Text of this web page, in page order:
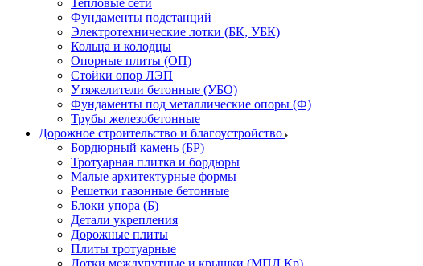
Тепловые сети
Фундаменты подстанций
Электротехнические лотки (БК, УБК)
Кольца и колодцы
Опорные плиты (ОП)
Стойки опор ЛЭП
Утяжелители бетонные (УБО)
Фундаменты под металлические опоры (Ф)
Трубы железобетонные
Дорожное строительство и благоустройство
Бордюрный камень (БР)
Тротуарная плитка и бордюры
Малые архитектурные формы
Решетки газонные бетонные
Блоки упора (Б)
Детали укрепления
Дорожные плиты
Плиты тротуарные
Лотки междупутные и крышки (МПЛ,Кр)